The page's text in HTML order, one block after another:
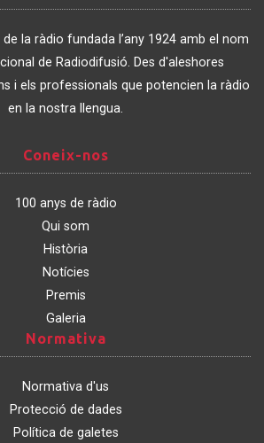
la ràdio fundada l’any 1924 amb el nom
de Radiodifusió. Des d'aleshores
i els professionals que potencien la ràdio
en la nostra llengua.
Coneix-nos
100 anys de ràdio
Qui som
Història
Notícies
Premis
Galeria
Normativa
Normativa d'us
Protecció de dades
Política de galetes